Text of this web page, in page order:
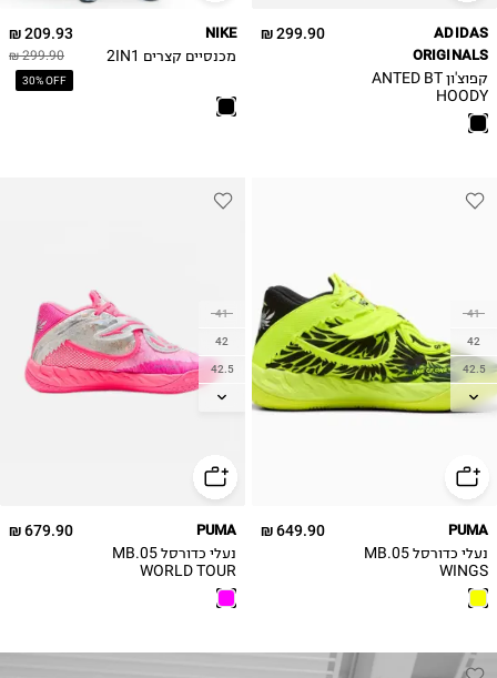
299.90 ₪
ADIDAS
ORIGINALS
קפוצ'ון ANTED BT
HOODY
209.93 ₪
299.90 ₪
30% OFF
NIKE
מכנסיים קצרים 2IN1
41
42
42.5
43
45
649.90 ₪ PUMA
נעלי כדורסל MB.05
WINGS
41
42
42.5
43
45
679.90 ₪ PUMA
נעלי כדורסל MB.05
WORLD TOUR